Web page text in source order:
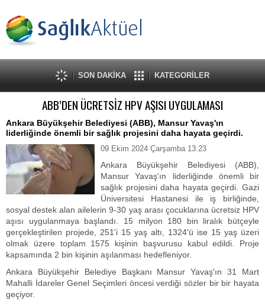
SON DAKİKA KATEGORİLER
ABB’DEN ÜCRETSİZ HPV AŞISI UYGULAMASI
Ankara Büyükşehir Belediyesi (ABB), Mansur Yavaş'ın
liderliğinde önemli bir sağlık projesini daha hayata geçirdi.
09 Ekim 2024 Çarşamba 13:23
Ankara Büyükşehir Belediyesi (ABB),
Mansur Yavaş'ın liderliğinde önemli bir
sağlık projesini daha hayata geçirdi. Gazi
Üniversitesi Hastanesi ile iş birliğinde,
sosyal destek alan ailelerin 9-30 yaş arası çocuklarına ücretsiz HPV
aşısı uygulanmaya başlandı. 15 milyon 180 bin liralık bütçeyle
gerçekleştirilen projede, 251'i 15 yaş altı, 1324'ü ise 15 yaş üzeri
olmak üzere toplam 1575 kişinin başvurusu kabul edildi. Proje
kapsamında 2 bin kişinin aşılanması hedefleniyor.
Ankara Büyükşehir Belediye Başkanı Mansur Yavaş'ın 31 Mart
Mahalli İdareler Genel Seçimleri öncesi verdiği sözler bir bir hayata
geçiyor.